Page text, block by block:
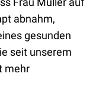
abnahm,
gesunden
seit unserem
mehr